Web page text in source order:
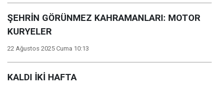
ŞEHRİN GÖRÜNMEZ KAHRAMANLARI: MOTOR
KURYELER
22 Ağustos 2025 Cuma 10:13
KALDI İKİ HAFTA